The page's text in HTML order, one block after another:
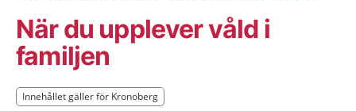
När du upplever våld i
familjen
Innehållet gäller för Kronoberg
Innehållet gäller för Kronoberg